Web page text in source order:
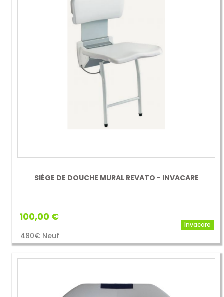
SIÈGE DE DOUCHE MURAL REVATO - INVACARE
100,00 €
480€ Neuf
Invacare